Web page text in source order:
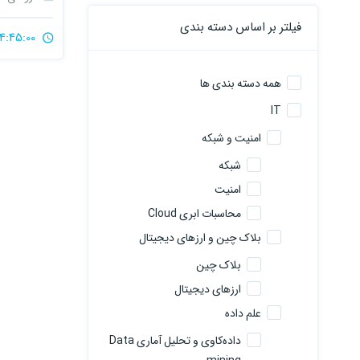
فیلتر بر اساس دسته بندی
همه دسته بندی ها
IT
امنیت و شبکه
شبکه
امنیت
محاسبات ابری Cloud
بلاک چین و ارزهای دیجیتال
بلاک چین
ارزهای دیجیتال
علم داده
داده‌کاوی و تحلیل آماری Data
4:45:00